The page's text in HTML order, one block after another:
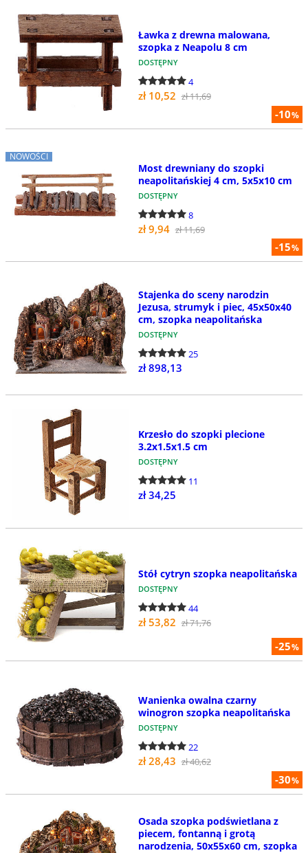
-10%
Ławka z drewna malowana,
szopka z Neapolu 8 cm
DOSTĘPNY
4
zł 10,52 zł 11,69
NOWOŚCI
-15%
Most drewniany do szopki
neapolitańskiej 4 cm, 5x5x10 cm
DOSTĘPNY
8
zł 9,94 zł 11,69
Stajenka do sceny narodzin
Jezusa, strumyk i piec, 45x50x40
cm, szopka neapolitańska
DOSTĘPNY
25
zł 898,13
Krzesło do szopki plecione
3.2x1.5x1.5 cm
DOSTĘPNY
11
zł 34,25
-25%
Stół cytryn szopka neapolitańska
DOSTĘPNY
44
zł 53,82 zł 71,76
-30%
Wanienka owalna czarny
winogron szopka neapolitańska
DOSTĘPNY
22
zł 28,43 zł 40,62
Osada szopka podświetlana z
piecem, fontanną i grotą
narodzenia, 50x55x60 cm, szopka